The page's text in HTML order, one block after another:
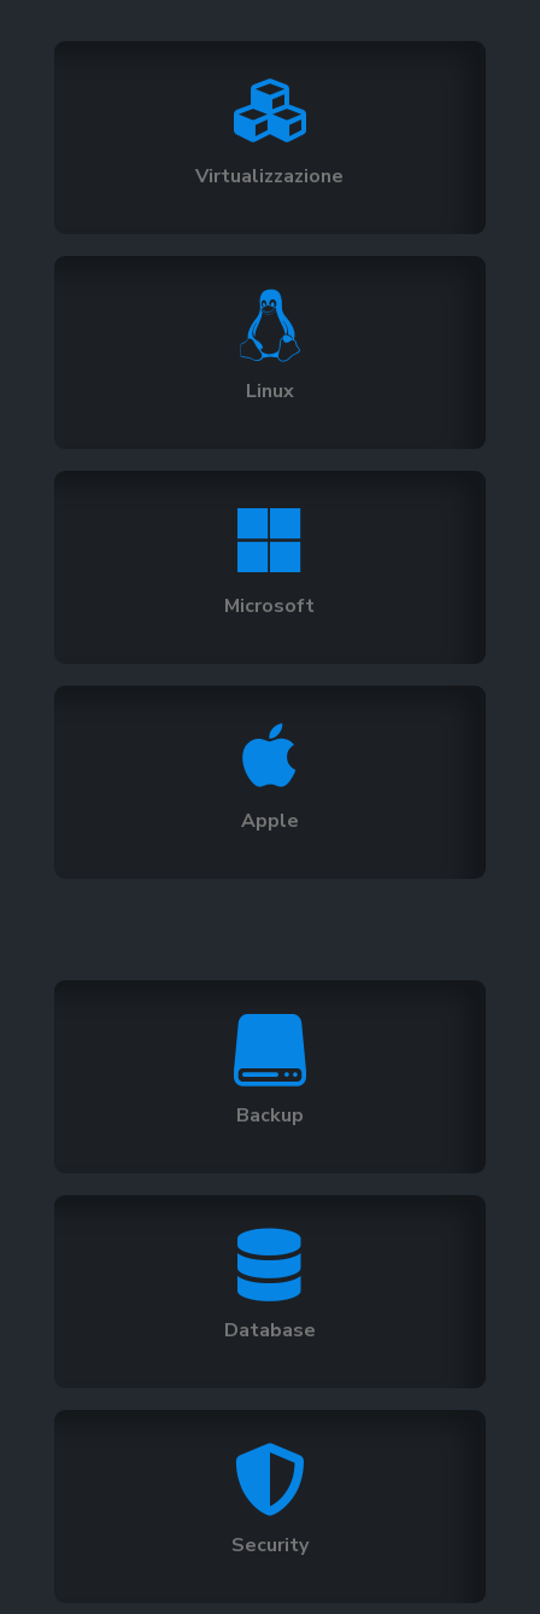

Virtualizzazione

Linux

Microsoft

Apple

Backup

Database

Security